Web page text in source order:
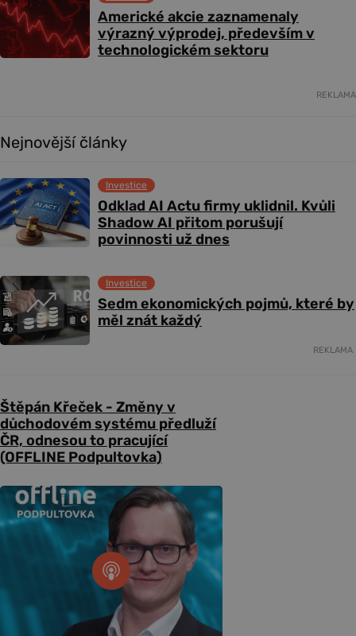
Americké akcie zaznamenaly
výrazný výprodej, především v
technologickém sektoru
REKLAMA
Nejnovější články
Odklad AI Actu firmy uklidnil. Kvůli
Shadow AI přitom porušují
povinnosti už dnes
Investice
Sedm ekonomických pojmů, které by
měl znát každý
Investice
REKLAMA
Štěpán Křeček - Změny v
důchodovém systému předluží
ČR, odnesou to pracující
(OFFLINE Podpultovka)